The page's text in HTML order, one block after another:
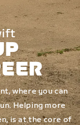
where you can
Helping more
is at the core of